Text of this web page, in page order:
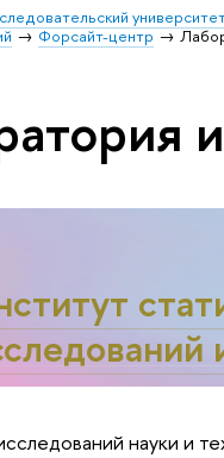
Форсайт-центр
науки и